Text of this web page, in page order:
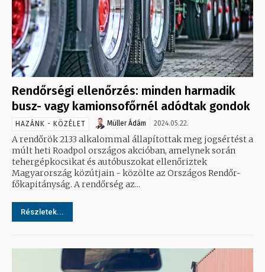
Rendőrségi ellenőrzés: minden harmadik
busz- vagy kamionsofőrnél adódtak gondok
HAZÁNK - KÖZÉLET Müller Ádám 2024.05.22.
A rendőrök 2133 alkalommal állapítottak meg jogsértést a
múlt heti Roadpol országos akcióban, amelynek során
tehergépkocsikat és autóbuszokat ellenőriztek
Magyarország közútjain - közölte az Országos Rendőr-
főkapitányság. A rendőrség az...
Részletek...